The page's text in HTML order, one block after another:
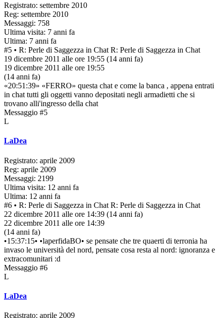
Registrato: settembre 2010
Reg: settembre 2010
Messaggi: 758
Ultima visita: 7 anni fa
Ultima: 7 anni fa
#5 • R: Perle di Saggezza in Chat R: Perle di Saggezza in Chat
19 dicembre 2011 alle ore 19:55 (14 anni fa)
19 dicembre 2011 alle ore 19:55
(14 anni fa)
«20:51:39» «FERRO» questa chat e come la banca , appena entrati
in chat tutti gli oggetti vanno depositati negli armadietti che si
trovano alli'ingresso della chat
Messaggio #5
L
LaDea
Registrato: aprile 2009
Reg: aprile 2009
Messaggi: 2199
Ultima visita: 12 anni fa
Ultima: 12 anni fa
#6 • R: Perle di Saggezza in Chat R: Perle di Saggezza in Chat
22 dicembre 2011 alle ore 14:39 (14 anni fa)
22 dicembre 2011 alle ore 14:39
(14 anni fa)
•15:37:15• •laperfidaBO• se pensate che tre quaerti di terronia ha
invaso le università del nord, pensate cosa resta al nord: ignoranza e
extracomunitari :d
Messaggio #6
L
LaDea
Registrato: aprile 2009